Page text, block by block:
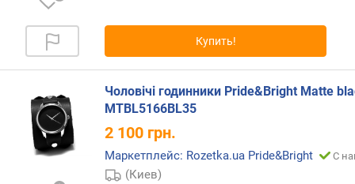
з
ы
а
м
п
Купить!
Чоловічі годинники Pride&Bright Matte
MTBL5166BL35
2 100 грн.
Маркетплейс: Rozetka.ua Pride&Bright С
(Киев)